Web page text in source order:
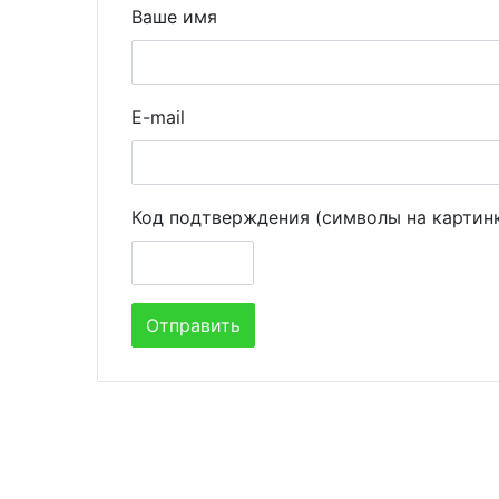
Ваше имя
E-mail
Код подтверждения (символы на